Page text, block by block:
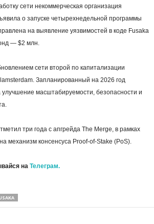
сети некоммерческая организация
о запуске четырехнедельной программы
на выявление уязвимостей в коде Fusaka
— $2 млн.
сети второй по капитализации
Запланированный на 2026 год
масштабируемости, безопасности и
три года с апгрейда The Merge, в рамках
механизм консенсуса Proof-of-Stake (PoS).
на Телеграм.